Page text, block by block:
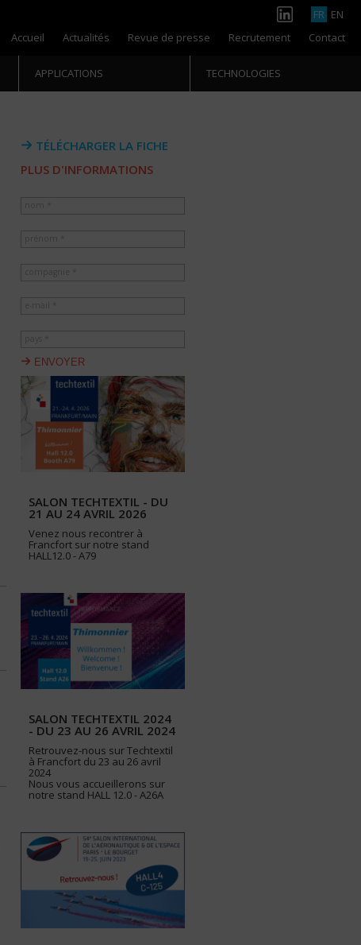
FR EN
Accueil Actualités Revue de presse Recrutement Contact
APPLICATIONS TECHNOLOGIES
TÉLÉCHARGER LA FICHE
PLUS D'INFORMATIONS
ENVOYER
SALON TECHTEXTIL - DU
21 AU 24 AVRIL 2026
Venez nous recontrer à
Francfort sur notre stand
HALL12.0 - A79
SALON TECHTEXTIL 2024
- DU 23 AU 26 AVRIL 2024
Retrouvez-nous sur Techtextil
à Francfort du 23 au 26 avril
2024
Nous vous accueillerons sur
notre stand HALL 12.0 - A26A